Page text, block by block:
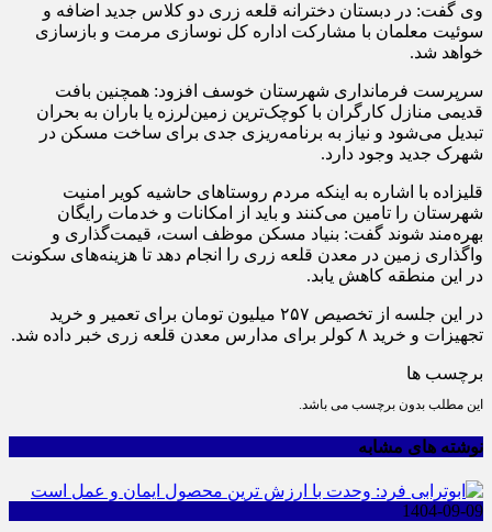
وی گفت: در دبستان دخترانه قلعه زری دو کلاس جدید اضافه و
سوئیت معلمان با مشارکت اداره کل نوسازی مرمت و بازسازی
خواهد شد.
سرپرست فرمانداری شهرستان خوسف افزود: همچنین بافت
قدیمی منازل کارگران با کوچک‌ترین زمین‌لرزه یا باران به بحران
تبدیل می‌شود و نیاز به برنامه‌ریزی جدی برای ساخت مسکن در
شهرک جدید وجود دارد.
قلیزاده با اشاره به اینکه مردم روستا‌های حاشیه کویر امنیت
شهرستان را تامین می‌کنند و باید از امکانات و خدمات رایگان
بهره‌مند شوند گفت: بنیاد مسکن موظف است، قیمت‌گذاری و
واگذاری زمین در معدن قلعه زری را انجام دهد تا هزینه‌های سکونت
در این منطقه کاهش یابد.
در این جلسه از تخصیص ۲۵۷ میلیون تومان برای تعمیر و خرید
تجهیزات و خرید ۸ کولر برای مدارس معدن قلعه زری خبر داده شد.
برچسب ها
این مطلب بدون برچسب می باشد.
نوشته های مشابه
1404-09-09